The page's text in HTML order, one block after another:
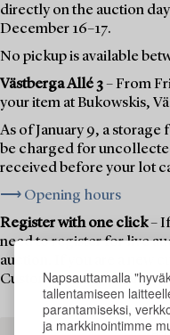
Napsauttamalla
tallentamiseen
parantamiseksi,
ja markkinointimme
directly on the auction
December 16–17.
No pickup is available
Västberga Allé 3– From
your item at Bukowskis,
As of January 9, a storage
be charged for
received before your lot
⟶ Opening hours
Register with one click–
need to register for live
auction. If you are a new
Customer Account first.